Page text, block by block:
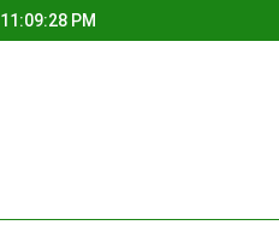
11:09:29 PM